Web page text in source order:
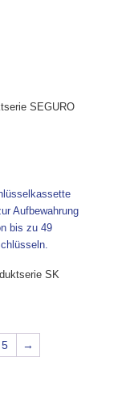
SEGURO
SK
5 →